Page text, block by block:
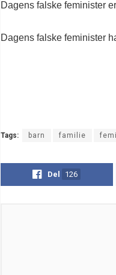
Dagens falske feminister
Dagens falske feminister
Tags: barn familie
Del 126